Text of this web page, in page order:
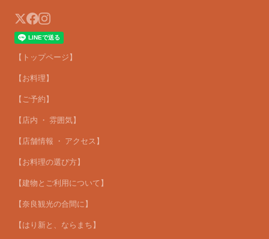
【トップページ】
【お料理】
【ご予約】
【店内 ・ 雰囲気】
【店舗情報 ・ アクセス】
【お料理の選び方】
【建物とご利用について】
【奈良観光の合間に】
【はり新と、ならまち】